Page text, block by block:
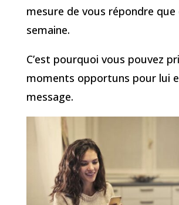
mesure de vous répondre
semaine.
C’est pourquoi vous pouvez
moments opportuns pour lui
message.